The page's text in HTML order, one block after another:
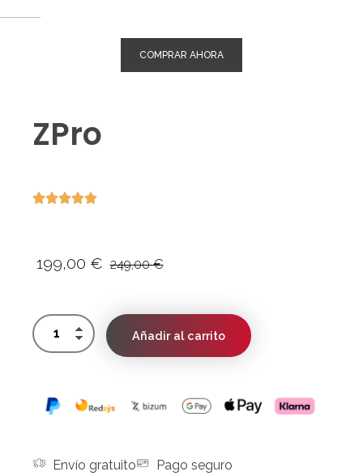
COMPRAR AHORA
ZPro
199,00 € 249,00€
Añadir al carrito
Envío gratuito
Pago seguro